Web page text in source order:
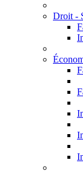
Droit -